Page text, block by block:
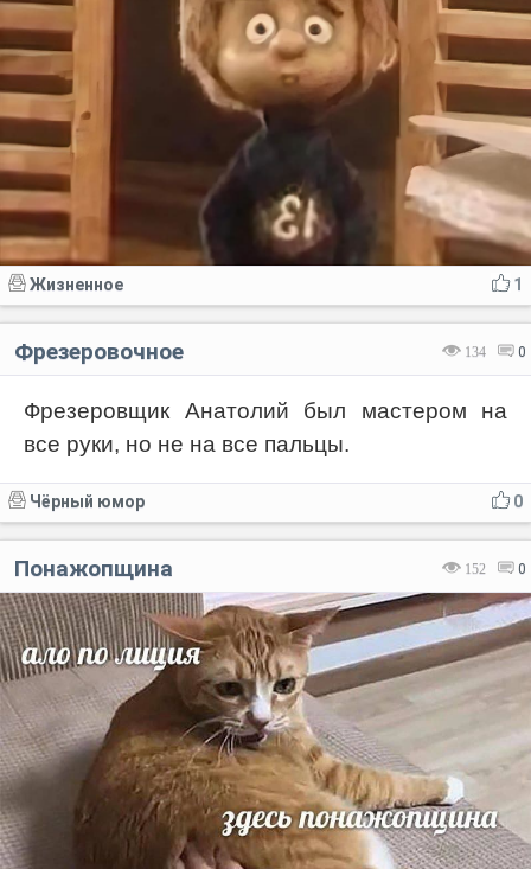
1
Жизненное
134 0
Фрезеровочное
Фрезеровщик Анатолий был мастером на
все руки, но не на все пальцы.
0
Чёрный юмор
152 0
Понажопщина